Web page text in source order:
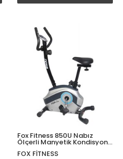
Fox Fitness 850U Nabız
Ölçerli Manyetik Kondisyon
Bisikleti
FOX FITNESS